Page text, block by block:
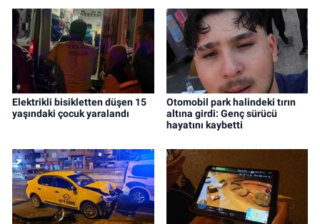
Elektrikli bisikletten düşen 15
yaşındaki çocuk yaralandı
Otomobil park halindeki tırın
altına girdi: Genç sürücü
hayatını kaybetti